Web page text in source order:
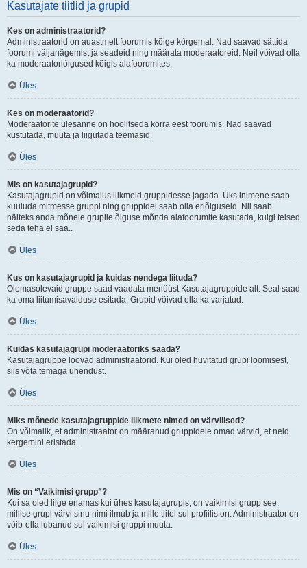
Kasutajate tiitlid ja grupid
Kes on administraatorid?
Administraatorid on auastmelt foorumis kõige kõrgemal. Nad saavad sättida
foorumi väljanägemist ja seadeid ning määrata moderaatoreid. Neil võivad olla
ka moderaatoriõigused kõigis alafoorumites.
Üles
Kes on moderaatorid?
Moderaatorite ülesanne on hoolitseda korra eest foorumis. Nad saavad
kustutada, muuta ja liigutada teemasid.
Üles
Mis on kasutajagrupid?
Kasutajagrupid on võimalus liikmeid gruppidesse jagada. Üks inimene saab
kuuluda mitmesse gruppi ning gruppidel saab olla eriõiguseid. Nii saab
näiteks anda mõnele grupile õiguse mõnda alafoorumite kasutada, kuigi teised
seda teha ei saa..
Üles
Kus on kasutajagrupid ja kuidas nendega liituda?
Olemasolevaid gruppe saad vaadata menüüst Kasutajagruppide alt. Seal saad
ka oma liitumisavalduse esitada. Grupid võivad olla ka varjatud.
Üles
Kuidas kasutajagrupi moderaatoriks saada?
Kasutajagruppe loovad administraatorid. Kui oled huvitatud grupi loomisest,
siis võta temaga ühendust.
Üles
Miks mõnede kasutajagruppide liikmete nimed on värvilised?
On võimalik, et administraator on määranud gruppidele omad värvid, et neid
kergemini eristada.
Üles
Mis on “Vaikimisi grupp”?
Kui sa oled liige enamas kui ühes kasutajagrupis, on vaikimisi grupp see,
millise grupi värvi sinu nimi ilmub ja mille tiitel sul profiilis on. Administraator on
võib-olla lubanud sul vaikimisi gruppi muuta.
Üles